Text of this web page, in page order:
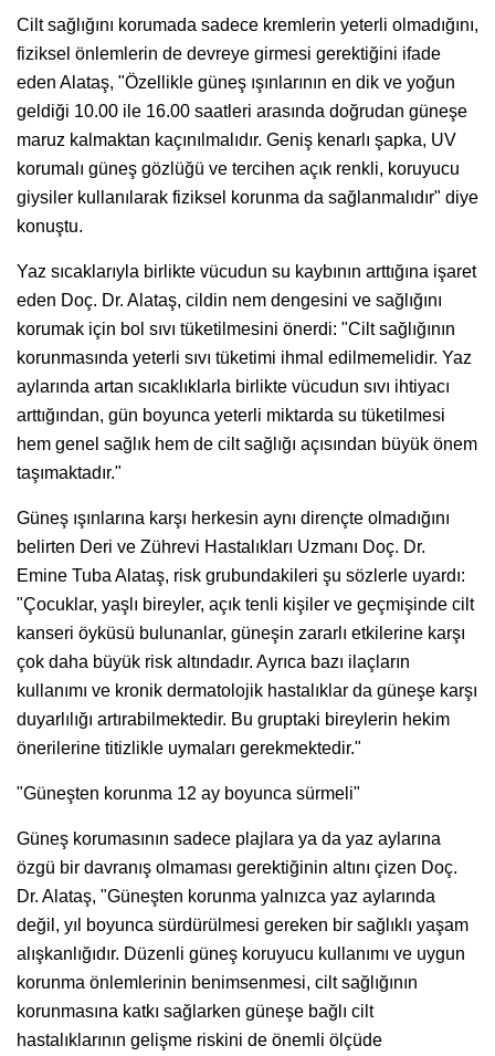
Cilt sağlığını korumada sadece kremlerin yeterli olmadığını,
fiziksel önlemlerin de devreye girmesi gerektiğini ifade
eden Alataş, "Özellikle güneş ışınlarının en dik ve yoğun
geldiği 10.00 ile 16.00 saatleri arasında doğrudan güneşe
maruz kalmaktan kaçınılmalıdır. Geniş kenarlı şapka, UV
korumalı güneş gözlüğü ve tercihen açık renkli, koruyucu
giysiler kullanılarak fiziksel korunma da sağlanmalıdır" diye
konuştu.
Yaz sıcaklarıyla birlikte vücudun su kaybının arttığına işaret
eden Doç. Dr. Alataş, cildin nem dengesini ve sağlığını
korumak için bol sıvı tüketilmesini önerdi: "Cilt sağlığının
korunmasında yeterli sıvı tüketimi ihmal edilmemelidir. Yaz
aylarında artan sıcaklıklarla birlikte vücudun sıvı ihtiyacı
arttığından, gün boyunca yeterli miktarda su tüketilmesi
hem genel sağlık hem de cilt sağlığı açısından büyük önem
taşımaktadır."
Güneş ışınlarına karşı herkesin aynı dirençte olmadığını
belirten Deri ve Zührevi Hastalıkları Uzmanı Doç. Dr.
Emine Tuba Alataş, risk grubundakileri şu sözlerle uyardı:
"Çocuklar, yaşlı bireyler, açık tenli kişiler ve geçmişinde cilt
kanseri öyküsü bulunanlar, güneşin zararlı etkilerine karşı
çok daha büyük risk altındadır. Ayrıca bazı ilaçların
kullanımı ve kronik dermatolojik hastalıklar da güneşe karşı
duyarlılığı artırabilmektedir. Bu gruptaki bireylerin hekim
önerilerine titizlikle uymaları gerekmektedir."
"Güneşten korunma 12 ay boyunca sürmeli"
Güneş korumasının sadece plajlara ya da yaz aylarına
özgü bir davranış olmaması gerektiğinin altını çizen Doç.
Dr. Alataş, "Güneşten korunma yalnızca yaz aylarında
değil, yıl boyunca sürdürülmesi gereken bir sağlıklı yaşam
alışkanlığıdır. Düzenli güneş koruyucu kullanımı ve uygun
korunma önlemlerinin benimsenmesi, cilt sağlığının
korunmasına katkı sağlarken güneşe bağlı cilt
hastalıklarının gelişme riskini de önemli ölçüde